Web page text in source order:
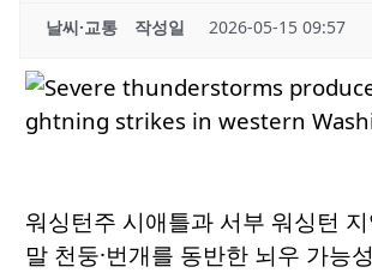
날씨·교통 작성일 2026-05-15 09:57
워싱턴주 시애틀과 서부 워싱턴
말 천둥·번개를 동반한 뇌우 가능